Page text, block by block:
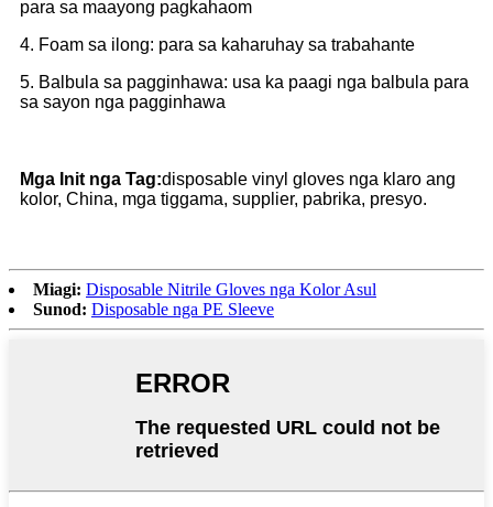
para sa maayong pagkahaom
4. Foam sa ilong: para sa kaharuhay sa trabahante
5. Balbula sa pagginhawa: usa ka paagi nga balbula para
sa sayon ​​nga pagginhawa
Mga Init nga Tag:disposable vinyl gloves nga klaro ang
kolor, China, mga tiggama, supplier, pabrika, presyo.
Miagi: Disposable Nitrile Gloves nga Kolor Asul
Sunod: Disposable nga PE Sleeve